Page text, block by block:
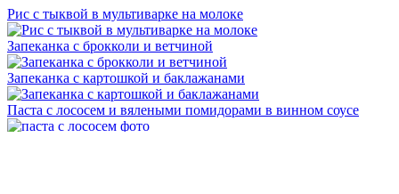
Рис с тыквой в мультиварке на молоке
Запеканка с брокколи и ветчиной
Запеканка с картошкой и баклажанами
Паста с лососем и вялеными помидорами в винном соусе